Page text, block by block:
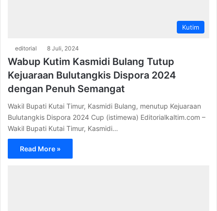
Kutim
editorial 8 Juli, 2024
Wabup Kutim Kasmidi Bulang Tutup
Kejuaraan Bulutangkis Dispora 2024
dengan Penuh Semangat
Wakil Bupati Kutai Timur, Kasmidi Bulang, menutup Kejuaraan
Bulutangkis Dispora 2024 Cup (istimewa) Editorialkaltim.com –
Wakil Bupati Kutai Timur, Kasmidi…
Read More »